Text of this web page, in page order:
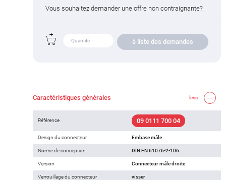
Vous souhaitez demander une offre non contraignante?
à liste des demandes
Caractéristiques générales less
Référence 09 0111 700 04
Design du connecteur Embase mâle
Norme de conception DIN EN 61076-2-106
Version Connecteur mâle droite
Verrouillage du connecteur visser